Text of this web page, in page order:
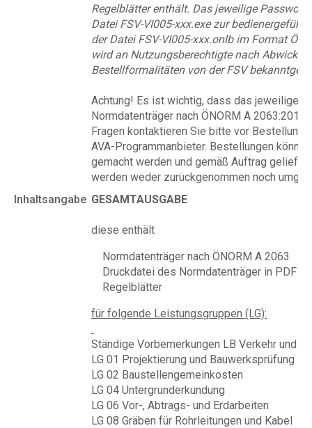
Regelblätter enthält. Das jeweilige Passwort
Datei FSV-VI005-xxx.exe zur
der Datei FSV-VI005-xxx.onlb im Format
wird an Nutzungsberechtigte nach
Bestellformalitäten von der FSV
Achtung! Es ist wichtig, dass das jeweilige
Normdatenträger nach ÖNORM A
Fragen kontaktieren Sie bitte vor Bestellung
AVA-Programmanbieter. Bestellungen
gemacht werden und gemäß Auftrag
werden weder zurückgenommen noch
Inhaltsangabe GESAMTAUSGABE
diese enthält
Normdatenträger nach ÖNORM A 2063
Druckdatei des Normdatenträger in PDF
Regelblätter
für folgende Leistungsgruppen (LG):
Ständige Vorbemerkungen LB Verkehr und
LG 01 Projektierung und Bauwerksprüfung
LG 02 Baustellengemeinkosten
LG 04 Untergrunderkundung
LG 06 Vor-, Abtrags- und Erdarbeiten
LG 08 Gräben für Rohrleitungen und Kabel